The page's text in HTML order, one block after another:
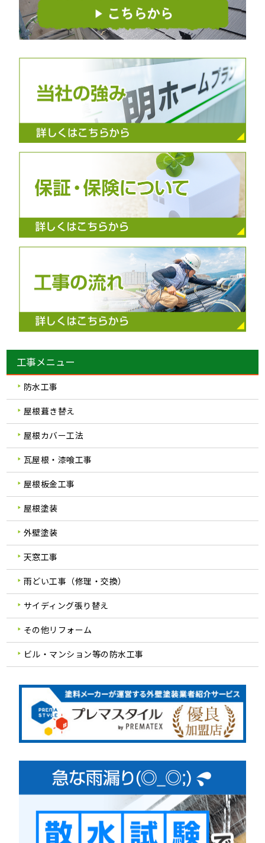
工事メニュー
防水工事
屋根葺き替え
屋根カバー工法
瓦屋根・漆喰工事
屋根板金工事
屋根塗装
外壁塗装
天窓工事
雨どい工事（修理・交換）
サイディング張り替え
その他リフォーム
ビル・マンション等の防水工事